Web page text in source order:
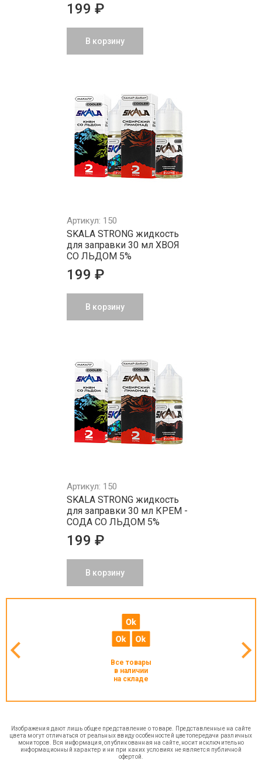
199 ₽
В корзину
Артикул: 150
SKАLА STRONG жидкость
для заправки 30 мл ХВОЯ
СО ЛЬДОМ 5%
199 ₽
В корзину
Артикул: 150
SKАLА STRONG жидкость
для заправки 30 мл КРЕМ -
СОДА СО ЛЬДОМ 5%
199 ₽
В корзину
Все товары
в наличии
на складе
Изображения дают лишь общее представление о товаре. Представленные на сайте
цвета могут отличаться от реальных ввиду особенностей цветопередачи различных
мониторов. Вся информация, опубликованная на сайте, носит исключительно
информационный характер и ни при каких условиях не является публичной
офертой.